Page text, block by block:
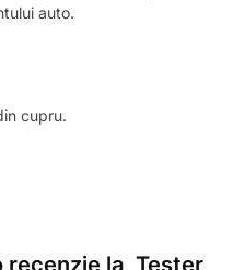
auto.
cupru.
la „Tester